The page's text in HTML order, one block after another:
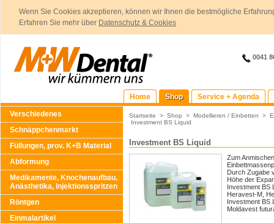
Wenn Sie Cookies akzeptieren, können wir Ihnen die bestmögliche
Erfahren Sie mehr über Datenschutz & Cookies
0041
Home Shop
Service + Agenda
Verschiedenes
Schnäppchenmarkt
Füllungen, prov. K+B Material
Abformung
Medikamente, Knochenaufbau,
Anästhetika, Injektionsspritzen
Röntgen
Einmalartikel
Startseite > Shop > Modellieren / Einbetten >
Investment BS Liquid
Investment BS Liquid
Zum
Durch Zugabe
Höhe der
Investment BS
Heravest-M,
Investment BS
Moldavest